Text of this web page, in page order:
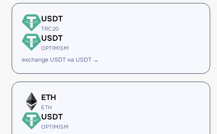
USDT
TRC20
USDT
OPTIMISM
exchange USDT на USDT →
ETH
ETH
USDT
OPTIMISM